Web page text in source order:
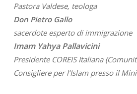
Pastora Valdese, teologa
Don Pietro Gallo
sacerdote esperto di immigrazione
Imam Yahya Pallavicini
Presidente COREIS Italiana
Consigliere per l’Islam presso il